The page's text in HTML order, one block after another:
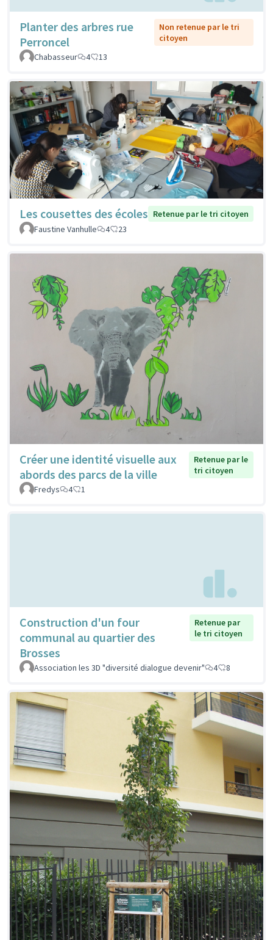
Planter des arbres rue
Perroncel
Non retenue par le tri
citoyen
Chabasseur
4 13
Les cousettes des écoles Retenue par le tri citoyen
Faustine Vanhulle
4 23
Créer une identité visuelle aux
abords des parcs de la ville
Retenue par le
tri citoyen
Fredys
4 1
Construction d'un four
communal au quartier des
Brosses
Retenue par
le tri citoyen
Association les 3D "diversité dialogue devenir" 4 8